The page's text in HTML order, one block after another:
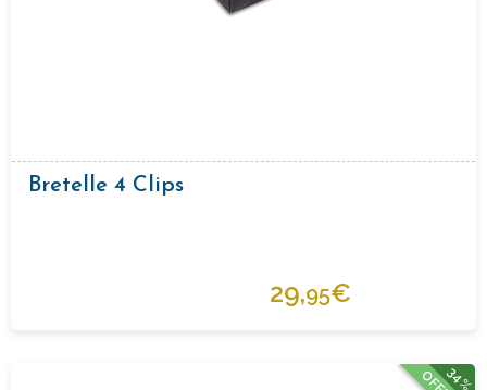
Bretelle 4 Clips
29,95€
34%